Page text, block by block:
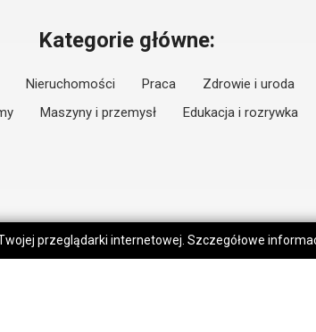
Kategorie główne:
Nieruchomości Praca Zdrowie i uroda
Maszyny i przemysł Edukacja i rozrywka
przeglądarki internetowej. Szczegółowe